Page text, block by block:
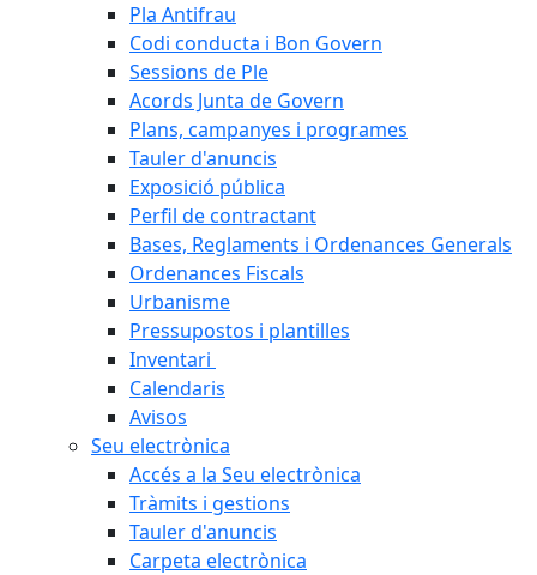
Pla Antifrau
Codi conducta i Bon Govern
Sessions de Ple
Acords Junta de Govern
Plans, campanyes i programes
Tauler d'anuncis
Exposició pública
Perfil de contractant
Bases, Reglaments i Ordenances Generals
Ordenances Fiscals
Urbanisme
Pressupostos i plantilles
Inventari
Calendaris
Avisos
Seu electrònica
Accés a la Seu electrònica
Tràmits i gestions
Tauler d'anuncis
Carpeta electrònica